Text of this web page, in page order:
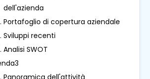
dell'azienda
Portafoglio di copertura aziendale
Sviluppi recenti
Analisi SWOT